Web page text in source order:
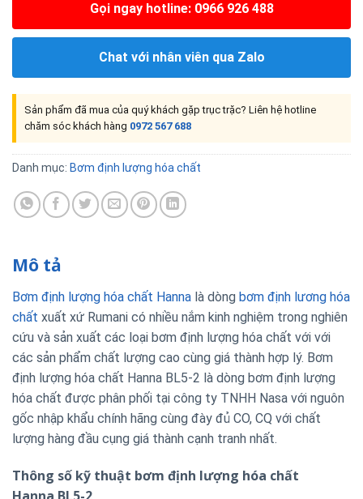
Gọi ngay hotline: 0966 926 488
Chat với nhân viên qua Zalo
Sản phẩm đã mua của quý khách gặp trục trặc? Liên hệ hotline
chăm sóc khách hàng 0972 567 688
Danh mục: Bơm định lượng hóa chất
Mô tả
Bơm định lượng hóa chất Hanna là dòng bơm định lương hóa
chất xuất xứ Rumani có nhiều nắm kinh nghiệm trong nghiên
cứu và sản xuất các loại bơm định lượng hóa chất với với
các sản phẩm chất lượng cao cùng giá thành hợp lý. Bơm
định lượng hóa chất Hanna BL5-2 là dòng bơm định lượng
hóa chất được phân phối tại công ty TNHH Nasa với nguôn
gốc nhập khẩu chính hãng cùng đày đủ CO, CQ với chất
lượng hàng đầu cụng giá thành cạnh tranh nhất.
Thông số kỹ thuật bơm định lượng hóa chất